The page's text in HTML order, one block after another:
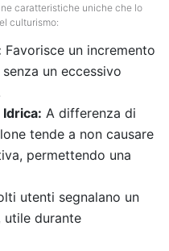
caratteristiche uniche che lo
culturismo:
Favorisce un incremento
un eccessivo
A differenza di
tende a non causare
permettendo una
utenti segnalano un
utile durante